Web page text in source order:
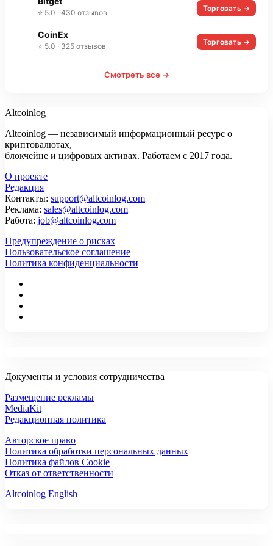
⭐ 5.0 · 430 отзывов Торговать →
CoinEx
⭐ 5.0 · 325 отзывов Торговать →
Смотреть все →
Altcoinlog
Altcoinlog — независимый информационный ресурс о
криптовалютах,
блокчейне и цифровых активах. Работаем с 2017 года.
О проекте
Редакция
Контакты: support@altcoinlog.com
Реклама: sales@altcoinlog.com
Работа: job@altcoinlog.com
Предупреждение о рисках
Пользовательское соглашение
Политика конфиденциальности
Документы и условия сотрудничества
Размещение рекламы
MediaKit
Редакционная политика
Авторское право
Политика обработки персональных данных
Политика файлов Cookie
Отказ от ответственности
Altcoinlog English